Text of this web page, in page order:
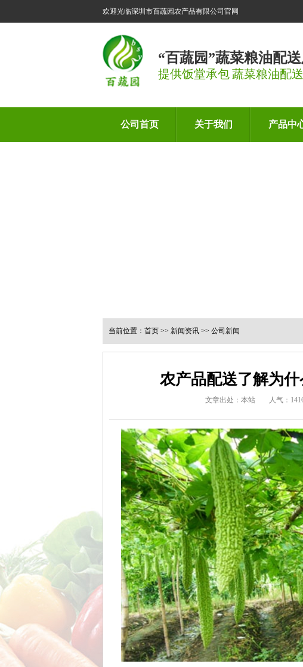
欢迎光临深圳市百蔬园农产品有限公司官网
“百蔬园”蔬菜粮油配
提供饭堂承包 蔬菜粮油配
公司首页 关于我们 产品中
当前位置： 首页 >> 新闻资讯 >> 公司新闻
农产品配送了解为
文章出处：本站 人气：